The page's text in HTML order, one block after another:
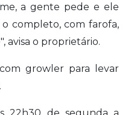
a gente pede e ele
completo, com farofa,
avisa o proprietário.
growler para levar